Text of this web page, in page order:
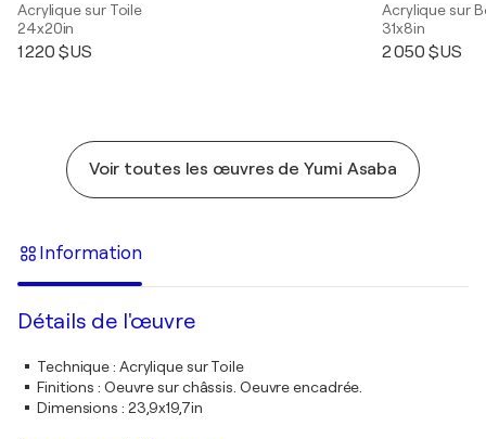
Acrylique sur Toile
24x20in
1 220 $US
Acrylique sur
31x8in
2 050 $US
Voir toutes les œuvres de Yumi Asaba
Information
Détails de l'œuvre
Technique: Acrylique sur Toile
Finitions : Oeuvre sur châssis. Oeuvre encadrée.
Dimensions : 23,9x19,7in